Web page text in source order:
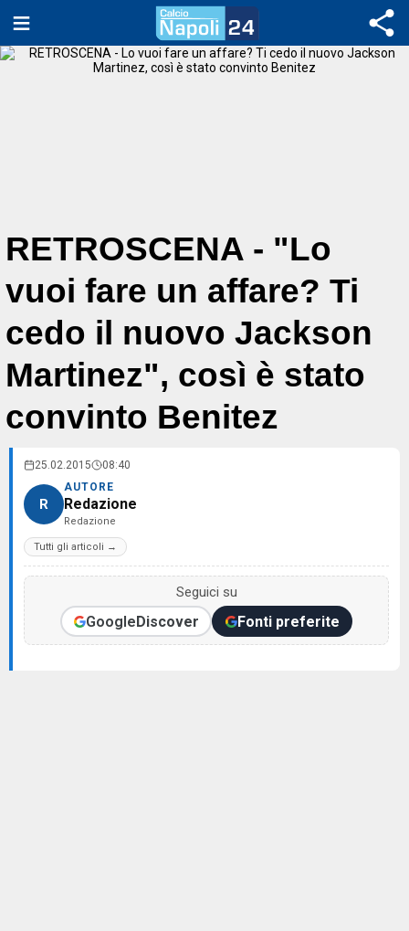
RETROSCENA - "Lo
vuoi fare un affare? Ti
cedo il nuovo Jackson
Martinez", così è stato
convinto Benitez
25.02.2015 08:40
R
AUTORE
Redazione
Redazione
Tutti gli articoli →
Seguici su
GoogleDiscover Fonti preferite